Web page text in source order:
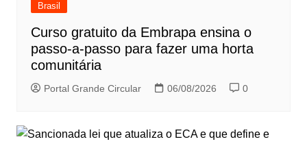
Brasil
Curso gratuito da Embrapa ensina o
passo-a-passo para fazer uma horta
comunitária
Portal Grande Circular 06/08/2026 0